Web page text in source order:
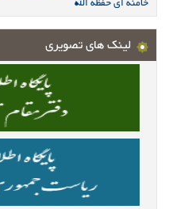
لینک های تصویری